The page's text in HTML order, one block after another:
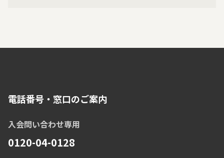
電話番号・窓口のご案内
入会問い合わせ専用
0120-04-0128